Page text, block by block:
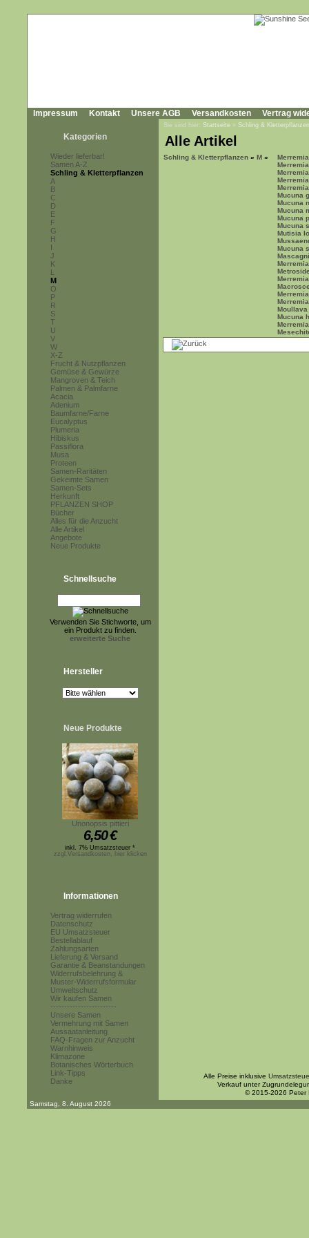
Impressum Kontakt Unsere AGB Versandkosten Vertrag
Kategorien
Wieder lieferbar!
Samen A-Z
Schling & Kletterpflanzen
A
B
C
D
E
F
G
H
I
J
K
L
M
O
P
R
S
T
U
V
W
X-Z
Frucht & Nutzpflanzen
Gemüse & Gewürze
Mangroven & Teich
Palmen & Palmfarne
Acacia
Adenium
Baumfarne/Farne
Eucalyptus
Plumeria
Hibiskus
Passiflora
Musa
Proteen
Samen-Raritäten
Gekeimte Samen
Samen-Sets
Herkunft
PFLANZEN SHOP
Bücher
Alles für die Anzucht
Alle Artikel
Angebote
Neue Produkte
Schnellsuche
Verwenden Sie Stichworte, um
ein Produkt zu finden.
erweiterte Suche
Hersteller
Neue Produkte
Unonopsis pittieri
6,50€
inkl. 7% Umsatzsteuer *
zzgl.Versandkosten, hier klicken
Informationen
Vertrag widerrufen
Datenschutz
EU Umsatzsteuer
Bestellablauf
Zahlungsarten
Lieferung & Versand
Garantie & Beanstandungen
Widerrufsbelehrung &
Muster-Widerrufsformular
Umweltschutz
Wir kaufen Samen
------------------------
Unsere Samen
Vermehrung mit Samen
Aussaatanleitung
FAQ-Fragen zur Anzucht
Warnhinweis
Klimazone
Botanisches Wörterbuch
Link-Tipps
Danke
Sie sind hier: Startseite » Schling & Kletterpflanzen
Alle Artikel
Schling & Kletterpflanzen » M »
Mucuna
Mucuna
Mucuna
Mucuna
Mucuna
Mutisia
Mucuna
Mucuna
Alle Preise inklusive
Verkauf unter
© 2015-2026 Peter
Samstag, 8. August 2026